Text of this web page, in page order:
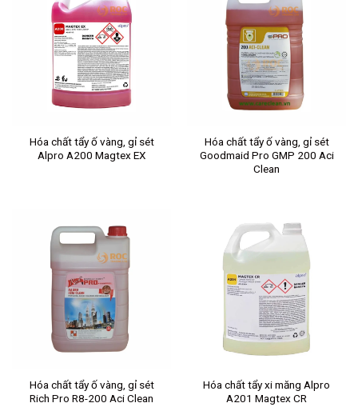
Hóa chất tẩy ố vàng, gỉ sét
Alpro A200 Magtex EX
Hóa chất tẩy ố vàng, gỉ sét
Goodmaid Pro GMP 200 Aci
Clean
Hóa chất tẩy ố vàng, gỉ sét
Rich Pro R8-200 Aci Clean
Hóa chất tẩy xi măng Alpro
A201 Magtex CR